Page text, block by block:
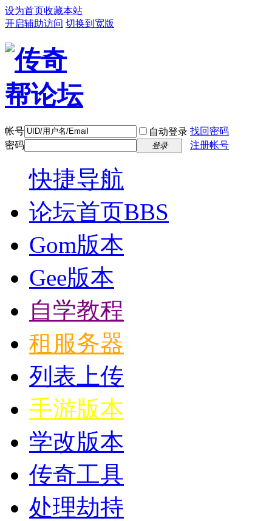
设为首页收藏本站
开启辅助访问 切换到宽版
帐号 自动登录 找回密码
密码
登录 注册帐号
快捷导航
论坛首页BBS
Gom版本
Gee版本
自学教程
租服务器
列表上传
手游版本
学改版本
传奇工具
处理劫持